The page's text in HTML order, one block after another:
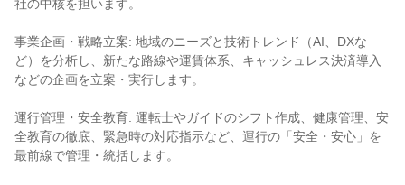
社の中核を担います。
事業企画・戦略立案: 地域のニーズと技術トレンド（AI、DXな
ど）を分析し、新たな路線や運賃体系、キャッシュレス決済導入
などの企画を立案・実行します。
運行管理・安全教育: 運転士やガイドのシフト作成、健康管理、安
全教育の徹底、緊急時の対応指示など、運行の「安全・安心」を
最前線で管理・統括します。